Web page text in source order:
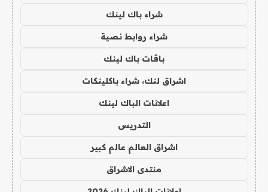
شراء باك لينك
شراء روابط نصية
باقات باك لينك
اشراق لنك، شراء باكلينكات
اعلانات الباك لينك
التدريس
اشراق العالم عالم كبير
منتدى الاشراق